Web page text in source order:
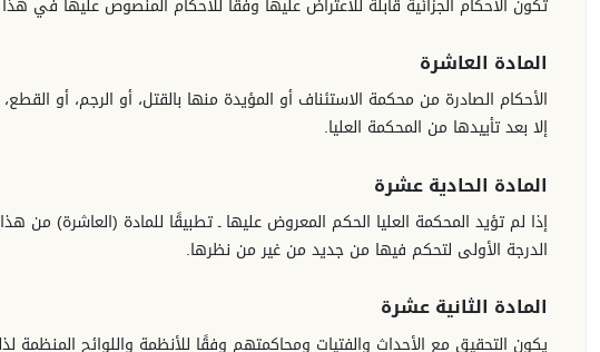
المادة العاشرة
الأحكام الصادرة من محكمة الاستئناف أو المؤيدة منها بالقتل، أو الرجم، أو
إلا بعد تأييدها من المحكمة العليا.
المادة الحادية عشرة
إذا لم تؤيد المحكمة العليا الحكم المعروض عليها ـ تطبيقًا للمادة (العاشرة) من
الدرجة الأولى لتحكم فيها من جديد من غير من نظرها.
المادة الثانية عشرة
يكون التحقيق مع الأحداث والفتيات ومحاكمتهم وفقًا للأنظمة واللوائح المنظمة